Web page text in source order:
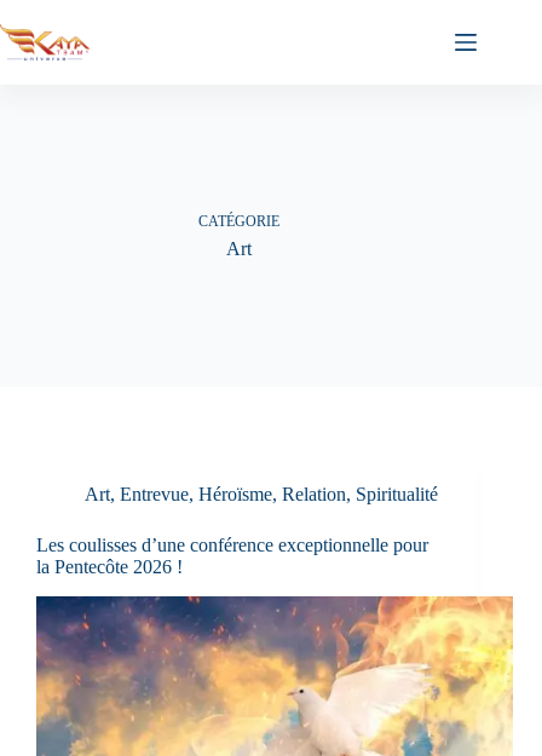
au
contenu
CATÉGORIE
Art
Art, Entrevue, Héroïsme, Relation, Spiritualité
Les coulisses d’une conférence exceptionnelle pour
la Pentecôte 2026 !